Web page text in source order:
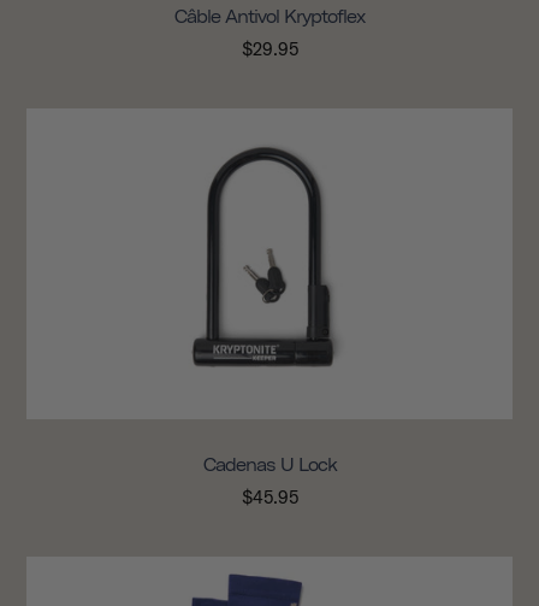
Câble Antivol Kryptoflex
$29.95
Cadenas U Lock
$45.95